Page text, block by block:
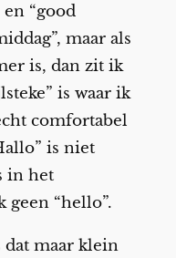
“good
maar als
is, dan zit ik
is waar ik
comfortabel
is niet
in het
geen “hello”.
maar klein